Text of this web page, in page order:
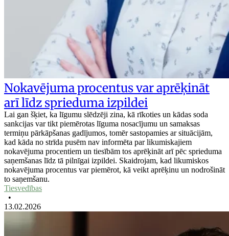
Nokavējuma procentus var aprēķināt
arī līdz sprieduma izpildei
Lai gan šķiet, ka līgumu slēdzēji zina, kā rīkoties un kādas soda
sankcijas var tikt piemērotas līguma nosacījumu un samaksas
termiņu pārkāpšanas gadījumos, tomēr sastopamies ar situācijām,
kad kāda no strīda pusēm nav informēta par likumiskajiem
nokavējuma procentiem un tiesībām tos aprēķināt arī pēc sprieduma
saņemšanas līdz tā pilnīgai izpildei. Skaidrojam, kad likumiskos
nokavējuma procentus var piemērot, kā veikt aprēķinu un nodrošināt
to saņemšanu.
Tiesvedības
•
13.02.2026